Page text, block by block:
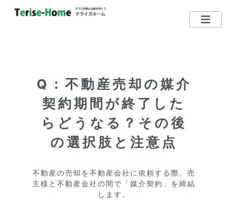
定休日：毎週水曜日 （日・祝日営業しています）
左京区で買いたい
左京区で売りたい
左京区ってどんな街？
Q：不動産売却の媒介
契約期間が終了した
らどうなる？その後
の選択肢と注意点
不動産の売却を不動産会社に依頼する際、売
主様と不動産会社の間で「媒介契約」を締結
します。